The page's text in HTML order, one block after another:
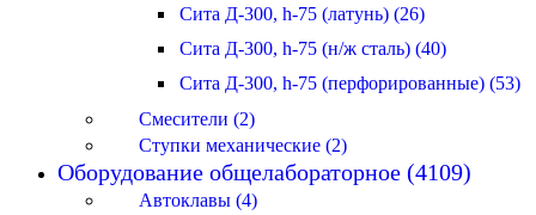
Сита Д-300, h-75 (латунь) (26)
Сита Д-300, h-75 (н/ж сталь) (40)
Сита Д-300, h-75 (перфорированные) (53)
Смесители (2)
Ступки механические (2)
Оборудование общелабораторное (4109)
Автоклавы (4)